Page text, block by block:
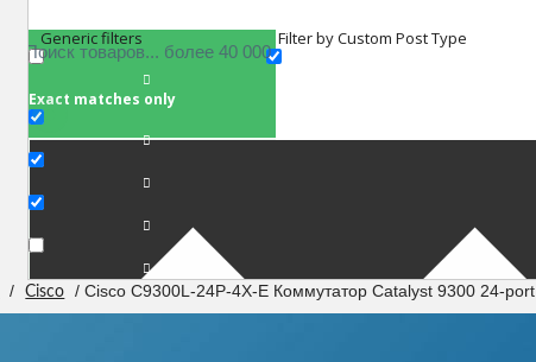
Generic filters
Exact matches only
Filter by Custom Post Type
/ Cisco / Cisco C9300L-24P-4X-E Коммутатор Catalyst 9300 24-port